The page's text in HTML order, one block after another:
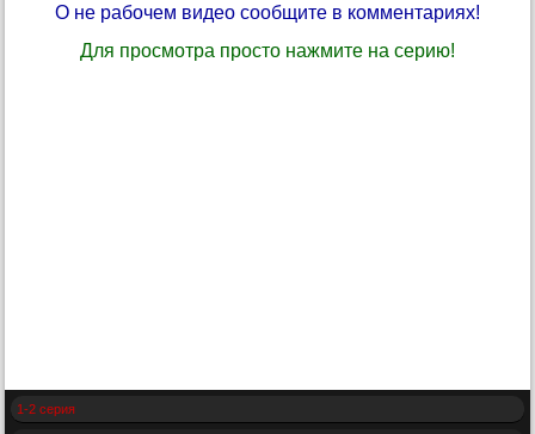
О не рабочем видео сообщите в комментариях!
Для просмотра просто нажмите на серию!
1-2 серия